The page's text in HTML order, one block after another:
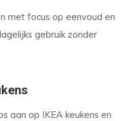
met focus op eenvoud en
gebruik zonder
aan op IKEA keukens en